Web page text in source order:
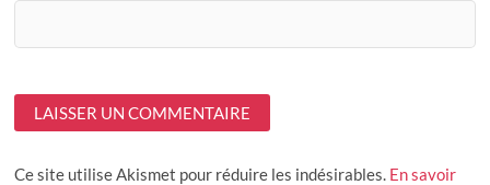
Ce site utilise Akismet pour réduire les indésirables. En savoir